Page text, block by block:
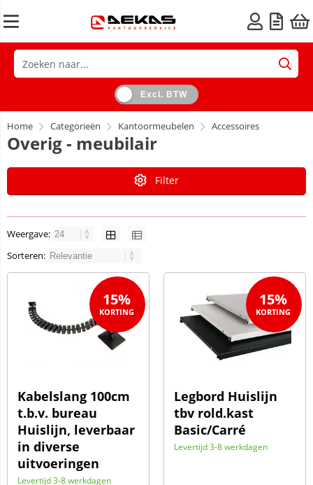
Excl. BTW
Home Categorieën Kantoormeubelen Accessoires
Overig - meubilair
Filter
Weergave:
Sorteren:
Kabelslang 100cm
t.b.v. bureau
Huislijn, leverbaar
in diverse
uitvoeringen
Levertijd 3-8 werkdagen
15%
Legbord Huislijn
tbv rold.kast
Basic/Carré
Levertijd 3-8 werkdagen
15%